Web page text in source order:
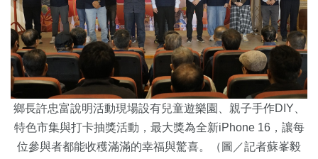
鄉長許忠富說明活動現場設有兒童遊樂園、親子手作DIY、
特色市集與打卡抽獎活動，最大獎為全新iPhone 16，讓每
位參與者都能收穫滿滿的幸福與驚喜。（圖／記者蘇峯毅